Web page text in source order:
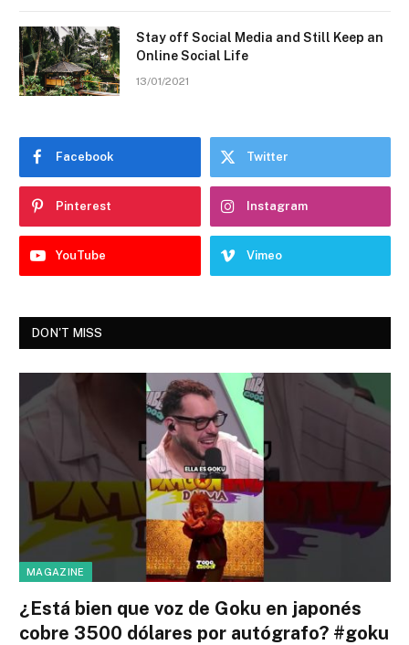
Stay off Social Media and Still Keep an
Online Social Life
13/01/2021
Facebook Twitter
Pinterest Instagram
YouTube Vimeo
DON'T MISS
MAGAZINE
¿Está bien que voz de Goku en japonés
cobre 3500 dólares por autógrafo? #goku